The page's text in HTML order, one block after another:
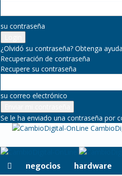
su contraseña
¿Olvidó su contraseña? Obtenga ayuda
Recuperación de contraseña
Recupere su contraseña
su correo electrónico
Se le ha enviado una contraseña por
negocios hardware